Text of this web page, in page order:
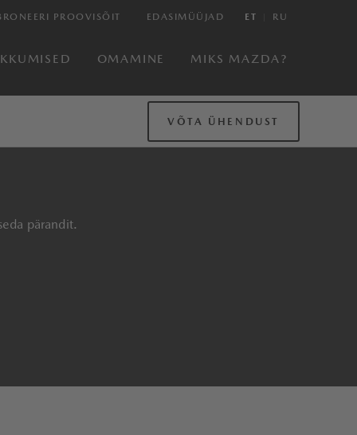
PROOVISÕIT EDASIMÜÜJAD ET RU
OMAMINE MIKS MAZDA?
VÕTA ÜHENDUST
pärandit.